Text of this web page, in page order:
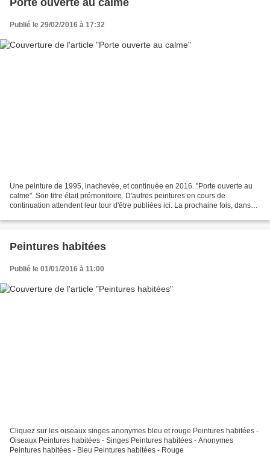
Publié le 29/02/2016 à 17:32
Une peinture de 1995, inachevée, et continuée en 2016. "Porte ouverte au
calme". Son titre était prémonitoire. D'autres peintures en cours de
continuation attendent leur tour d'être publiées ici. La prochaine fois, dans
Peintures habitées
Publié le 01/01/2016 à 11:00
Cliquez sur les oiseaux singes anonymes bleu et rouge Peintures habitées -
Oiseaux Peintures habitées - Singes Peintures habitées - Anonymes
Peintures habitées - Bleu Peintures habitées - Rouge